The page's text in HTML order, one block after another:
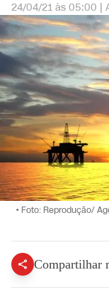
24/04/21 às 05:00 |
• Foto: Reprodução/
Compartilhar